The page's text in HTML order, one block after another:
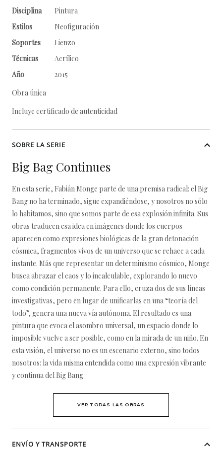
Disciplina
Pintura
Estilos
Neofiguración
Soportes
Lienzo
Técnicas
Acrílico
Año
2015
Obra única
Incluye certificado de autenticidad
SOBRE LA SERIE
Big Bag Continues
En esta serie, Fabián Monge parte de una premisa radical: el Big
Bang no ha terminado, sigue expandiéndose, y nosotros no sólo
lo habitamos, sino que somos parte de esa explosión infinita. Sus
obras traducen esa idea en imágenes donde los cuerpos
aparecen como expresiones biológicas de la gran detonación
cósmica, fragmentos vivos de un universo que se rehace a cada
instante. Más que representar un determinismo cósmico, Monge
busca abrazar el caos y lo incalculable, explorando lo nuevo
como condición permanente. Para ello, cruza dos de sus líneas
investigativas, pero en lugar de unificarlas en una “teoría del
todo”, genera una nueva vía autónoma. El resultado es una
pintura que evoca el asombro universal, un espacio donde lo
imposible vuelve a ser posible, como en la mirada de un niño. En
esta visión, el universo no es un escenario externo, sino todos
nosotros: la vida misma entendida como una expresión vibrante
y continua del Big Bang
VER TODAS LAS OBRAS
ENVÍO Y TRANSPORTE